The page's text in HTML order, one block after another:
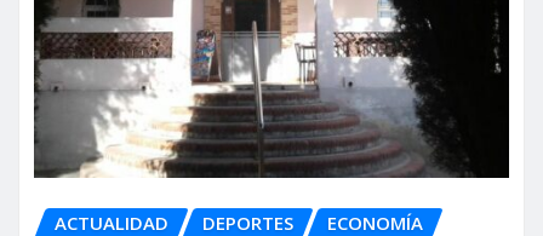
ACTUALIDAD DEPORTES ECONOMÍA